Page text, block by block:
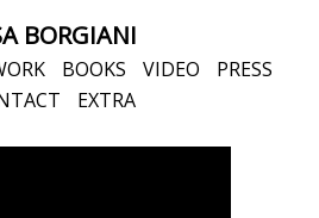
BORGIANI
BOOKS VIDEO
PRESS
EXTRA